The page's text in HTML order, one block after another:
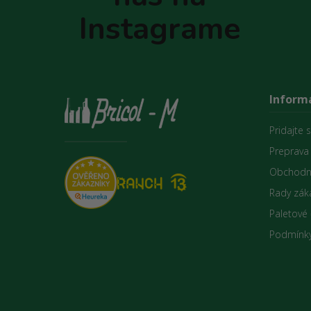
Instagrame
Pridajte
Rady